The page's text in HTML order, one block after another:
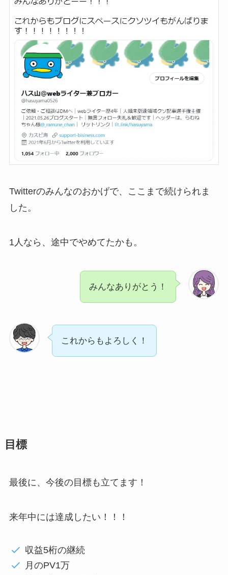
Twitterのみんなのおかげで、ここまで続けられま
した。
1人なら、途中でやめてたかも。
みんなありがとう！
これからもよろしく！
目標
最後に、今後の目標も立てます！
来年中には達成したい！！！
収益5桁の継続
月のPV1万